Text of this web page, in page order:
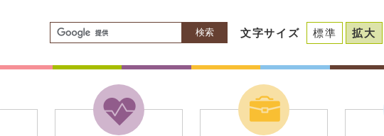
検索 文字サイズ 標準 拡大